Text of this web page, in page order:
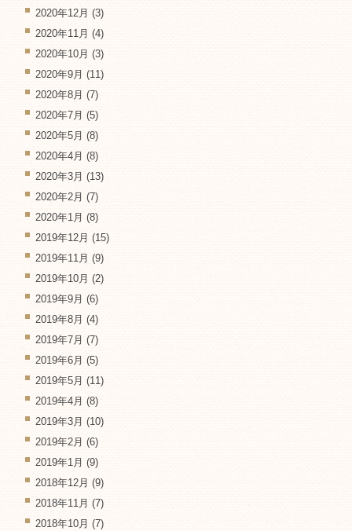
2020年12月 (3)
2020年11月 (4)
2020年10月 (3)
2020年9月 (11)
2020年8月 (7)
2020年7月 (5)
2020年5月 (8)
2020年4月 (8)
2020年3月 (13)
2020年2月 (7)
2020年1月 (8)
2019年12月 (15)
2019年11月 (9)
2019年10月 (2)
2019年9月 (6)
2019年8月 (4)
2019年7月 (7)
2019年6月 (5)
2019年5月 (11)
2019年4月 (8)
2019年3月 (10)
2019年2月 (6)
2019年1月 (9)
2018年12月 (9)
2018年11月 (7)
2018年10月 (7)